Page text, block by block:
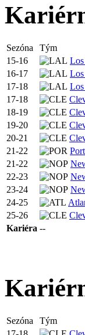
Sezóna Tým
15-16
16-17
17-18
17-18
18-19
19-20
20-21
21-22
21-22
22-23
23-24
24-25
25-26
Kariéra --
Sezóna Tým